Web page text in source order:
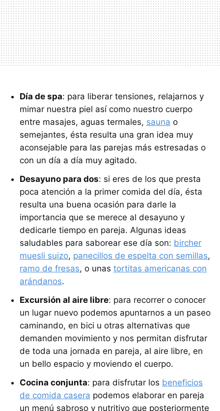
Día de spa: para liberar tensiones, relajarnos y
mimar nuestra piel así como nuestro cuerpo
entre masajes, aguas termales, sauna o
semejantes, ésta resulta una gran idea muy
aconsejable para las parejas más estresadas o
con un día a día muy agitado.
Desayuno para dos: si eres de los que presta
poca atención a la primer comida del día, ésta
resulta una buena ocasión para darle la
importancia que se merece al desayuno y
dedicarle tiempo en pareja. Algunas ideas
saludables para saborear ese día son: bircher
muesli suizo, panecillos de espelta con semillas,
ramo de fresas, o unas tortitas americanas con
arándanos.
Excursión al aire libre: para recorrer o conocer
un lugar nuevo podemos apuntarnos a un paseo
caminando, en bici u otras alternativas que
demanden movimiento y nos permitan disfrutar
de toda una jornada en pareja, al aire libre, en
un bello espacio y moviendo el cuerpo.
Cocina conjunta: para disfrutar los beneficios
de comida casera podemos elaborar en pareja
un menú sabroso y nutritivo que posteriormente